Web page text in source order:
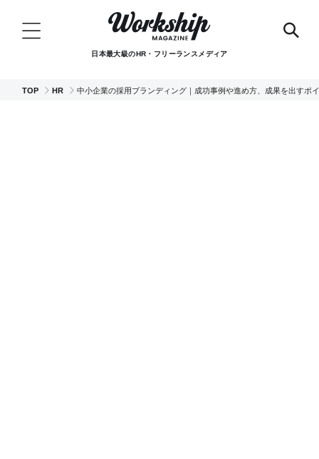
日本最大級のHR・フリーランスメディア
TOP HR 中小企業の採用ブランディング｜成功事例や進め方、成果を出すポ